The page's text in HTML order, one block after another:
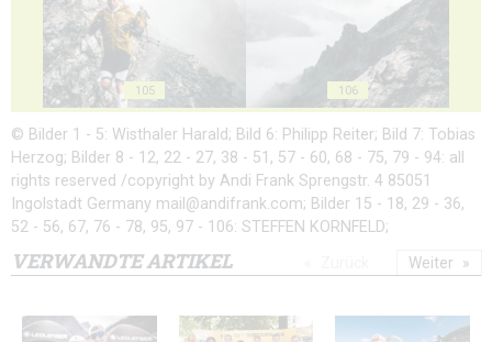
105 106
© Bilder 1 - 5: Wisthaler Harald; Bild 6: Philipp Reiter; Bild 7: Tobias
Herzog; Bilder 8 - 12, 22 - 27, 38 - 51, 57 - 60, 68 - 75, 79 - 94: all
rights reserved /copyright by Andi Frank Sprengstr. 4 85051
Ingolstadt Germany mail@andifrank.com; Bilder 15 - 18, 29 - 36,
52 - 56, 67, 76 - 78, 95, 97 - 106: STEFFEN KORNFELD;
VERWANDTE ARTIKEL Weiter